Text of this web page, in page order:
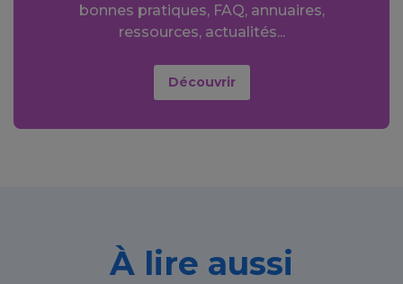
bonnes pratiques, FAQ, annuaires,
ressources, actualités...
Découvrir
À lire aussi